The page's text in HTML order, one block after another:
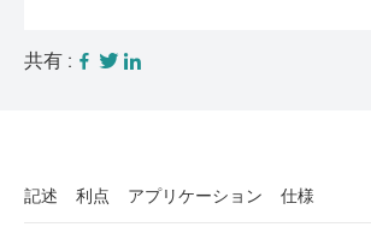
共有 :
記述 利点 アプリケーション 仕様